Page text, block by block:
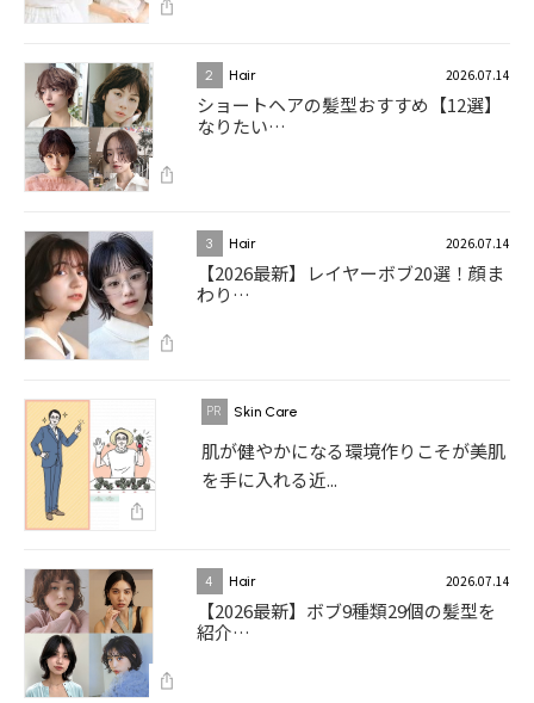
2 Hair 2026.07.14
ショートヘアの髪型おすすめ【12選】
なりたい…
3 Hair 2026.07.14
【2026最新】レイヤーボブ20選！顔ま
わり…
Skin Care
肌が健やかになる環境作りこそが美肌
を手に入れる近...
4 Hair 2026.07.14
【2026最新】ボブ9種類29個の髪型を
紹介…